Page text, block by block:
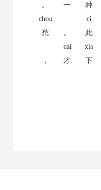
。
一
种
chou
愁
。
ci
此
，
cai
才
xia
下